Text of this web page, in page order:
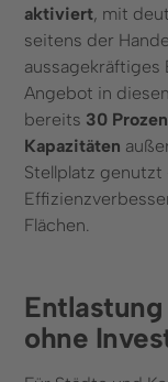
aktiviert, mit
seitens der
aussagekräftiges
Angebot in
bereits 30
Kapazitäten
Stellplatz
Flächen.
ohne